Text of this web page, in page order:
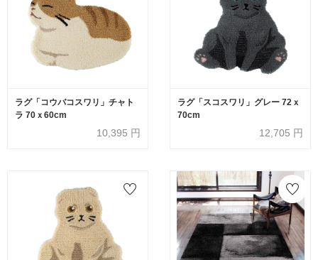
ラグ「コウバコスワリ」チャト
ラ 70ｘ60cm
10,395 円
ラグ「スコスワリ」グレー 72ｘ
70cm
12,705 円